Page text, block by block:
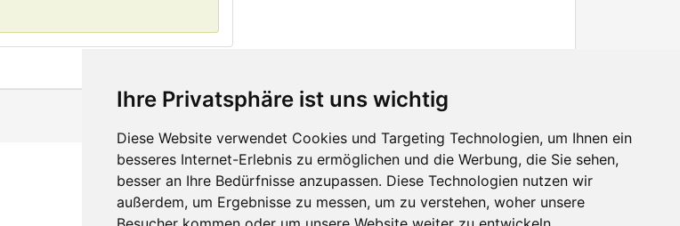
Ihre Privatsphäre ist uns wichtig
Diese Website verwendet Cookies und Targeting Technologien, um Ihnen ein
besseres Internet-Erlebnis zu ermöglichen und die Werbung, die Sie sehen,
besser an Ihre Bedürfnisse anzupassen. Diese Technologien nutzen wir
außerdem, um Ergebnisse zu messen, um zu verstehen, woher unsere
Kontakt
Feedback
Fehler melden
Facebook
Twitter
YouTube